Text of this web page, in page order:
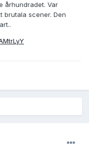
århundradet. Var
brutala scener. Den